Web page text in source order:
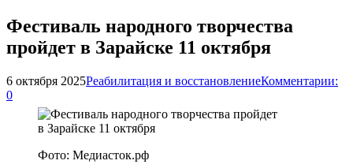
Фестиваль народного творчества
пройдет в Зарайске 11 октября
6 октября 2025Реабилитация и восстановлениеКомментарии:
0
Фото: Медиасток.рф